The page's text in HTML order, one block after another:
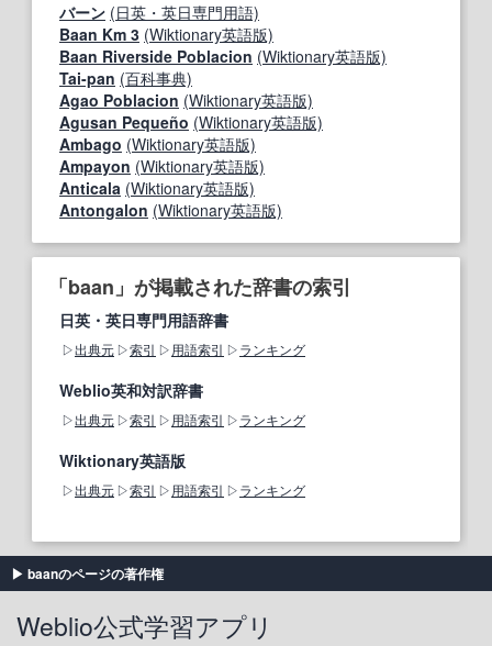
バーン (日英・英日専門用語)
Baan Km 3 (Wiktionary英語版)
Baan Riverside Poblacion (Wiktionary英語版)
Tai-pan (百科事典)
Agao Poblacion (Wiktionary英語版)
Agusan Pequeño (Wiktionary英語版)
Ambago (Wiktionary英語版)
Ampayon (Wiktionary英語版)
Anticala (Wiktionary英語版)
Antongalon (Wiktionary英語版)
「baan」が掲載された辞書の索引
日英・英日専門用語辞書
出典元 索引 用語索引 ランキング
Weblio英和対訳辞書
出典元 索引 用語索引 ランキング
Wiktionary英語版
出典元 索引 用語索引 ランキング
baanのページの著作権
Weblio公式学習アプリ